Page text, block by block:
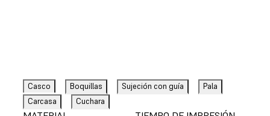
Casco Boquillas Sujeción con guía
Pala
Carcasa
Cuchara